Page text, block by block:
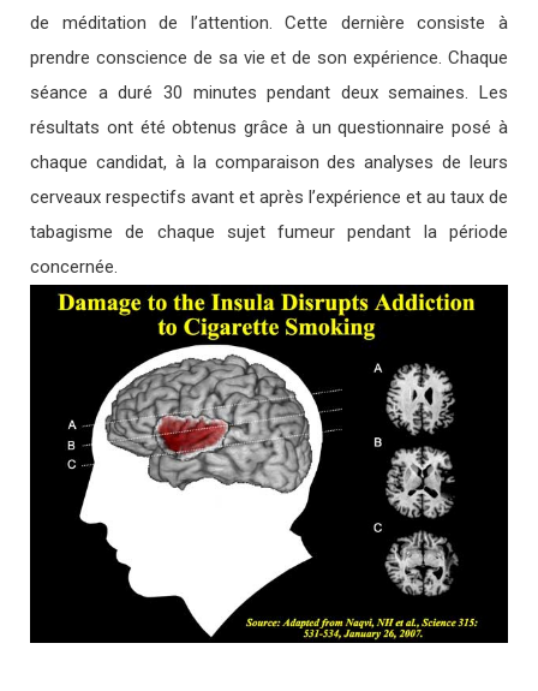
de méditation de l’attention. Cette dernière consiste à
prendre conscience de sa vie et de son expérience. Chaque
séance a duré 30 minutes pendant deux semaines. Les
résultats ont été obtenus grâce à un questionnaire posé à
chaque candidat, à la comparaison des analyses de leurs
cerveaux respectifs avant et après l’expérience et au taux de
tabagisme de chaque sujet fumeur pendant la période
concernée.